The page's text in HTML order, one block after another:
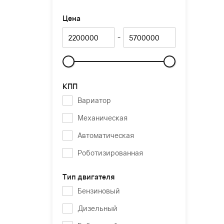
Цена
-
КПП
Вариатор
Механическая
Автоматическая
Роботизированная
Тип двигателя
Бензиновый
Дизельный